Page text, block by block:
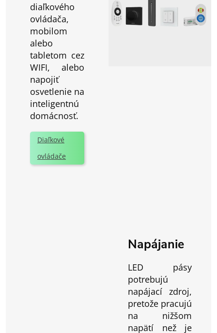
diaľkového
ovládača,
mobilom
alebo
tabletom cez
WIFI, alebo
napojiť
osvetlenie na
inteligentnú
domácnosť.
Diaľkové
ovládače
Napájanie
LED pásy
potrebujú
napájací zdroj,
pretože pracujú
na nižšom
napätí než je